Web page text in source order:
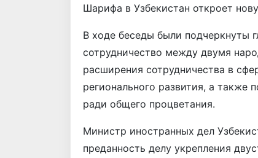
Шарифа в Узбекистан откроет
В ходе беседы были подчеркнуты
сотрудничество между двумя
расширения сотрудничества в
регионального развития, а также
ради общего процветания.
Министр иностранных дел
преданность делу укрепления